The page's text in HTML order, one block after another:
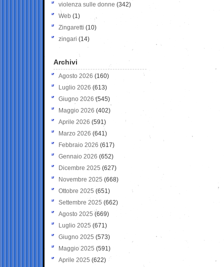
violenza sulle donne (342)
Web (1)
Zingaretti (10)
zingari (14)
Archivi
Agosto 2026 (160)
Luglio 2026 (613)
Giugno 2026 (545)
Maggio 2026 (402)
Aprile 2026 (591)
Marzo 2026 (641)
Febbraio 2026 (617)
Gennaio 2026 (652)
Dicembre 2025 (627)
Novembre 2025 (668)
Ottobre 2025 (651)
Settembre 2025 (662)
Agosto 2025 (669)
Luglio 2025 (671)
Giugno 2025 (573)
Maggio 2025 (591)
Aprile 2025 (622)